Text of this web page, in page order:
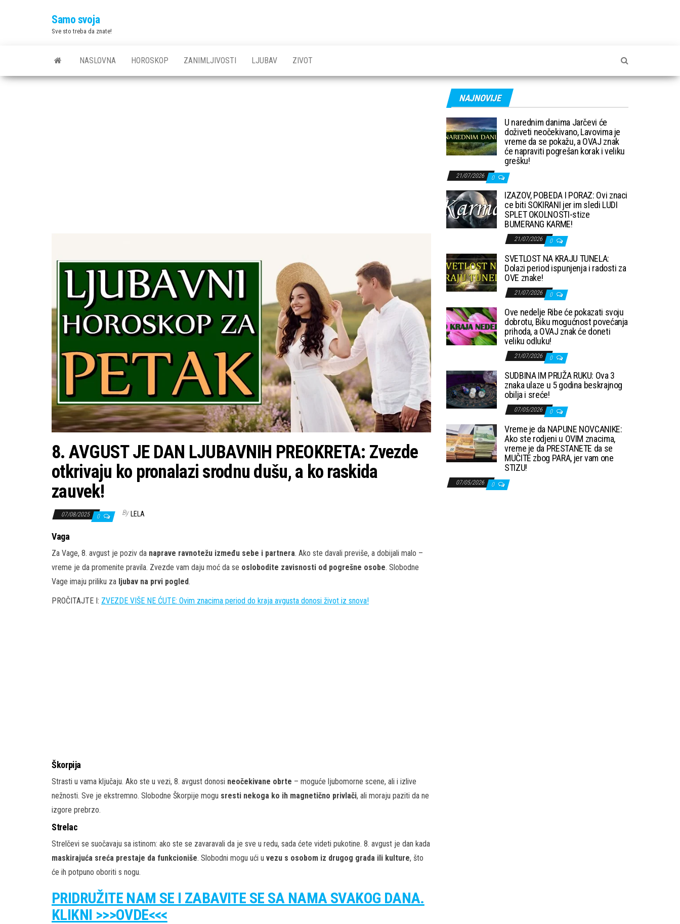
Samo svoja
Sve sto treba da znate!
NASLOVNA HOROSKOP ZANIMLJIVOSTI LJUBAV ZIVOT
8. AVGUST JE DAN LJUBAVNIH PREOKRETA: Zvezde
otkrivaju ko pronalazi srodnu dušu, a ko raskida
zauvek!
07/08/2025 0 By LELA
Vaga
Za Vage, 8. avgust je poziv da naprave ravnotežu između sebe i partnera. Ako ste davali previše, a dobijali malo –
vreme je da promenite pravila. Zvezde vam daju moć da se oslobodite zavisnosti od pogrešne osobe. Slobodne
Vage imaju priliku za ljubav na prvi pogled.
PROČITAJTE I: ZVEZDE VIŠE NE ĆUTE: Ovim znacima period do kraja avgusta donosi život iz snova!
Škorpija
Strasti u vama ključaju. Ako ste u vezi, 8. avgust donosi neočekivane obrte – moguće ljubomorne scene, ali i izlive
nežnosti. Sve je ekstremno. Slobodne Škorpije mogu sresti nekoga ko ih magnetično privlači, ali moraju paziti da ne
izgore prebrzo.
Strelac
Strelčevi se suočavaju sa istinom: ako ste se zavaravali da je sve u redu, sada ćete videti pukotine. 8. avgust je dan kada
maskirajuća sreća prestaje da funkcioniše. Slobodni mogu ući u vezu s osobom iz drugog grada ili kulture, što
će ih potpuno oboriti s nogu.
PRIDRUŽITE NAM SE I ZABAVITE SE SA NAMA SVAKOG DANA.
KLIKNI >>>OVDE<<<
NAJNOVIJE
U narednim danima Jarčevi će
doživeti neočekivano, Lavovima je
vreme da se pokažu, a OVAJ znak
će napraviti pogrešan korak i veliku
grešku!
21/07/2026 0
IZAZOV, POBEDA I PORAZ: Ovi znaci
ce biti SOKIRANI jer im sledi LUDI
SPLET OKOLNOSTI-stize
BUMERANG KARME!
21/07/2026 0
SVETLOST NA KRAJU TUNELA:
Dolazi period ispunjenja i radosti za
OVE znake!
21/07/2026 0
Ove nedelje Ribe će pokazati svoju
dobrotu, Biku mogućnost povećanja
prihoda, a OVAJ znak će doneti
veliku odluku!
21/07/2026 0
SUDBINA IM PRUŽA RUKU: Ova 3
znaka ulaze u 5 godina beskrajnog
obilja i sreće!
07/05/2026 0
Vreme je da NAPUNE NOVCANIKE:
Ako ste rodjeni u OVIM znacima,
vreme je da PRESTANETE da se
MUČITE zbog PARA, jer vam one
STIZU!
07/05/2026 0